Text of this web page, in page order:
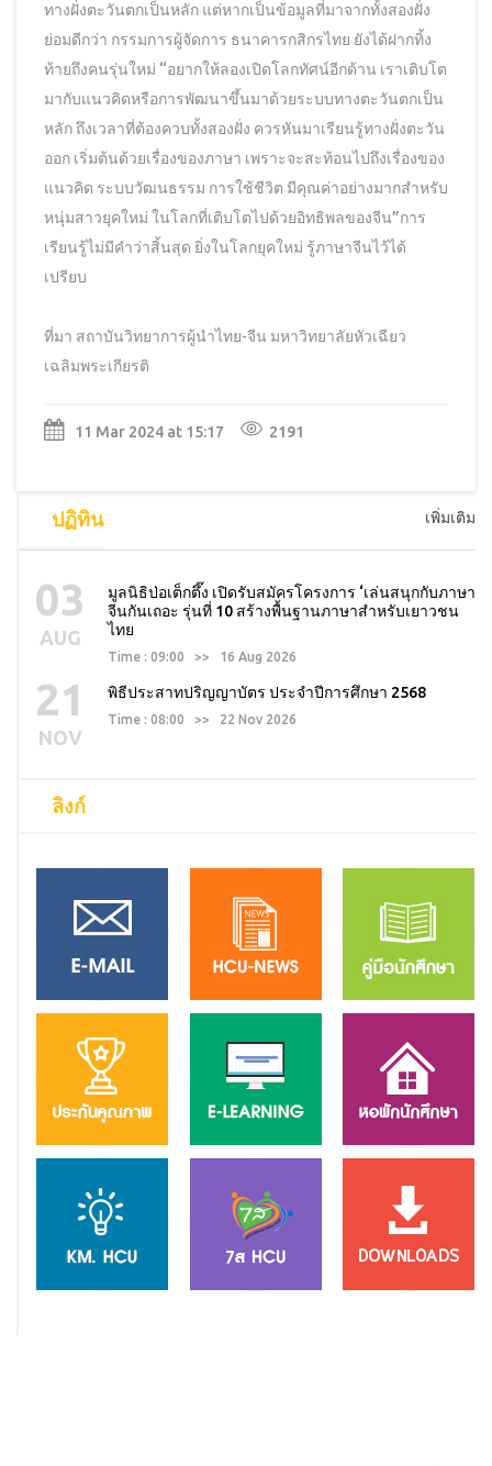
ทางฝั่งตะวันตกเป็นหลัก แต่หากเป็นข้อมูลที่มาจากทั้งสองฝั่ง
ย่อมดีกว่า กรรมการผู้จัดการ ธนาคารกสิกรไทย ยังได้ฝากทิ้ง
ท้ายถึงคนรุ่นใหม่ “อยากให้ลองเปิดโลกทัศน์อีกด้าน เราเติบโต
มากับแนวคิดหรือการพัฒนาขึ้นมาด้วยระบบทางตะวันตกเป็น
หลัก ถึงเวลาที่ต้องควบทั้งสองฝั่ง ควรหันมาเรียนรู้ทางฝั่งตะวัน
ออก เริ่มต้นด้วยเรื่องของภาษา เพราะจะสะท้อนไปถึงเรื่องของ
แนวคิด ระบบวัฒนธรรม การใช้ชีวิต มีคุณค่าอย่างมากสำหรับ
หนุ่มสาวยุคใหม่ ในโลกที่เติบโตไปด้วยอิทธิพลของจีน”การ
เรียนรู้ไม่มีคำว่าสิ้นสุด ยิ่งในโลกยุคใหม่ รู้ภาษาจีนไว้ได้
เปรียบ
ที่มา สถาบันวิทยาการผู้นำไทย-จีน มหาวิทยาลัยหัวเฉียว
เฉลิมพระเกียรติ
11 Mar 2024 at 15:17 2191
ปฏิทิน เพิ่มเติม
03
AUG
มูลนิธิป่อเต็กตึ๊ง เปิดรับสมัครโครงการ ‘เล่นสนุกกับภาษา
จีนกันเถอะ รุ่นที่ 10 สร้างพื้นฐานภาษาสำหรับเยาวชน
ไทย
Time : 09:00 >> 16 Aug 2026
21
NOV
พิธีประสาทปริญญาบัตร ประจำปีการศึกษา 2568
Time : 08:00 >> 22 Nov 2026
ลิงก์